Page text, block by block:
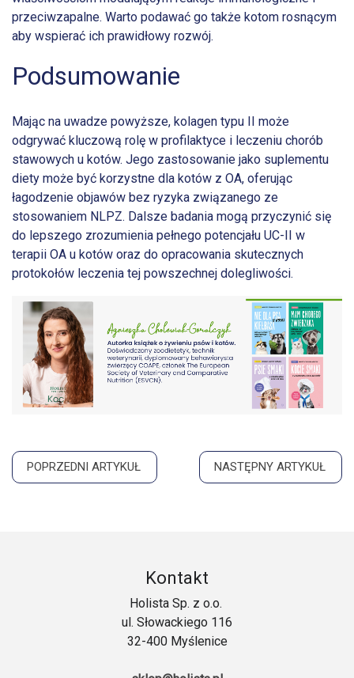
przeciwzapalne. Warto podawać go także kotom rosnącym
aby wspierać ich prawidłowy rozwój.
Podsumowanie
Mając na uwadze powyższe, kolagen typu II może
odgrywać kluczową rolę w profilaktyce i leczeniu chorób
stawowych u kotów. Jego zastosowanie jako suplementu
diety może być korzystne dla kotów z OA, oferując
łagodzenie objawów bez ryzyka związanego ze
stosowaniem NLPZ. Dalsze badania mogą przyczynić się
do lepszego zrozumienia pełnego potencjału UC-II w
terapii OA u kotów oraz do opracowania skutecznych
protokołów leczenia tej powszechnej dolegliwości.
POPRZEDNI ARTYKUŁ NASTĘPNY ARTYKUŁ
Kontakt
Holista Sp. z o.o.
ul. Słowackiego 116
32-400 Myślenice